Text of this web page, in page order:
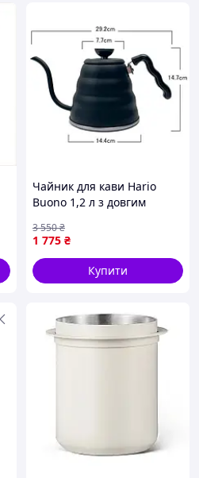
Чайник для кави Hario
Buono 1,2 л з довгим
заварювання
1 775 ₴
3 550₴
Купити